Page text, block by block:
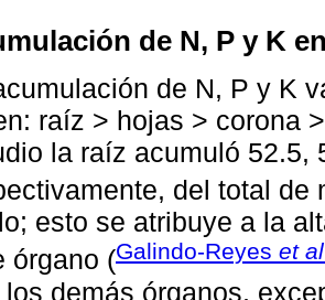
de N, P y K
de N, P y K
raíz > hojas > corona
la raíz acumuló 52.5,
del total de
esto se atribuye a la
órgano (Galindo-Reyes et al
los demás órganos,